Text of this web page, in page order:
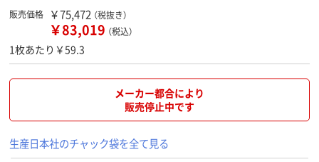
販売価格 ￥75,472 （税抜き）
￥83,019 （税込）
1枚あたり￥59.3
メーカー都合により
販売停止中です
生産日本社のチャック袋を全て見る